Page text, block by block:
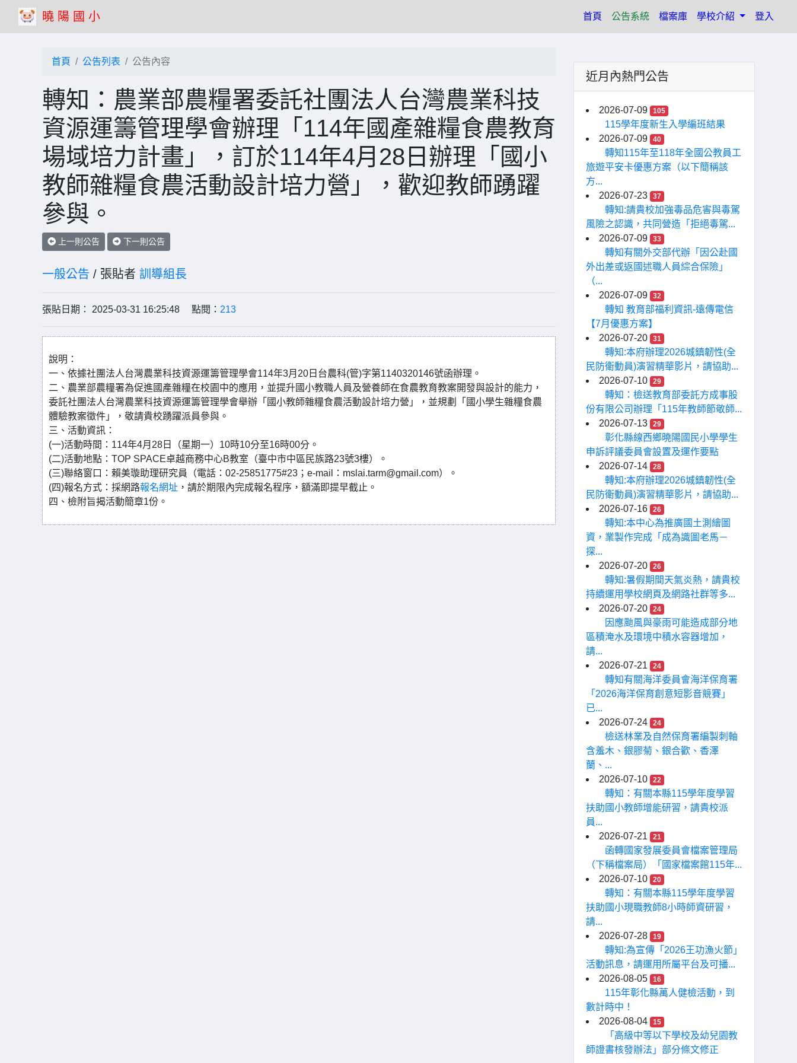
曉 陽 國 小 首頁 (current)
公告系統 檔案庫 學校介紹 登入
首頁 公告列表 公告內容
轉知：農業部農糧署委託社團法人台灣農業科技
資源運籌管理學會辦理「114年國產雜糧食農教育
場域培力計畫」，訂於114年4月28日辦理「國小
教師雜糧食農活動設計培力營」，歡迎教師踴躍
參與。
上一則公告 下一則公告
一般公告 / 張貼者 訓導組長
張貼日期： 2025-03-31 16:25:48 點閱： 213
說明：
一、依據社團法人台灣農業科技資源運籌管理學會114年3月20日台農科(管)字第1140320146號函辦理。
二、農業部農糧署為促進國產雜糧在校園中的應用，並提升國小教職人員及營養師在食農教育教案開發與設計的能力，
委託社團法人台灣農業科技資源運籌管理學會舉辦「國小教師雜糧食農活動設計培力營」，並規劃「國小學生雜糧食農
體驗教案徵件」，敬請貴校踴躍派員參與。
三、活動資訊：
(一)活動時間：114年4月28日（星期一）10時10分至16時00分。
(二)活動地點：TOP SPACE卓越商務中心B教室（臺中市中區民族路23號3樓）。
(三)聯絡窗口：賴美璇助理研究員（電話：02-25851775#23；e-mail：mslai.tarm@gmail.com）。
(四)報名方式：採網路報名網址 ，請於期限內完成報名程序，額滿即提早截止。
四、檢附旨揭活動簡章1份。
近月內熱門公告
2026-07-09 105
115學年度新生入學編班結果
2026-07-09
40
轉知115年至118年全國公教員工
旅遊平安卡優惠方案（以下簡稱該
方...
2026-07-23
37
轉知:請貴校加強毒品危害與毒駕
風險之認識，共同營造「拒絕毒駕...
2026-07-09
33
轉知有關外交部代辦「因公赴國
外出差或返國述職人員綜合保險」
（...
2026-07-09
32
轉知 教育部福利資訊-遠傳電信
【7月優惠方案】
2026-07-20
31
轉知:本府辦理2026城鎮韌性(全
民防衛動員)演習精華影片，請協助...
2026-07-10
29
轉知：檢送教育部委託方成事股
份有限公司辦理「115年教師節敬師...
2026-07-13
29
彰化縣線西鄉曉陽國民小學學生
申訴評議委員會設置及運作要點
2026-07-14
28
轉知:本府辦理2026城鎮韌性(全
民防衛動員)演習精華影片，請協助...
2026-07-16
26
轉知:本中心為推廣國土測繪圖
資，業製作完成「成為識圖老馬－
探...
2026-07-20
26
轉知:暑假期間天氣炎熱，請貴校
持續運用學校網頁及網路社群等多...
2026-07-20
24
因應颱風與豪雨可能造成部分地
區積淹水及環境中積水容器增加，
請...
2026-07-21
24
轉知有關海洋委員會海洋保育署
「2026海洋保育創意短影音競賽」
已...
2026-07-24
24
檢送林業及自然保育署編製刺軸
含羞木、銀膠菊、銀合歡、香澤
蘭、...
2026-07-10
22
轉知：有關本縣115學年度學習
扶助國小教師增能研習，請貴校派
員...
2026-07-21
21
函轉國家發展委員會檔案管理局
（下稱檔案局）「國家檔案館115年...
2026-07-10
20
轉知：有關本縣115學年度學習
扶助國小現職教師8小時師資研習，
請...
2026-07-28
19
轉知:為宣傳「2026王功漁火節」
活動訊息，請運用所屬平台及可播...
2026-08-05
16
115年彰化縣萬人健檢活動，到
數計時中！
2026-08-04
15
「高級中等以下學校及幼兒園教
師證書核發辦法」部分條文修正